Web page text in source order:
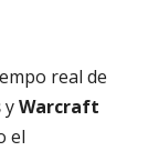
real de
yWarcraft
el